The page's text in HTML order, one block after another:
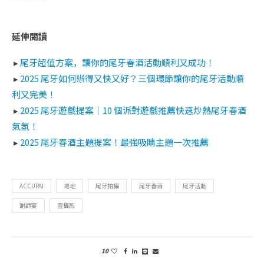
延伸閱讀
▸ 尾牙超值方案，讓你的尾牙春酒活動順利又成功！
▸ 2025 尾牙如何辦得又快又好？三個環節讓你的尾牙活動順
利又完美！
▸ 2025 尾牙遊戲提案｜10 個派對遊戲推薦快速炒熱尾牙春酒
氣氛！
▸ 2025 尾牙春酒主題提案！最強吸睛主題一次推薦
ACCUPAI 場地 尾牙拍攝 尾牙春酒 尾牙活動
謝師宴 雲攝影
10